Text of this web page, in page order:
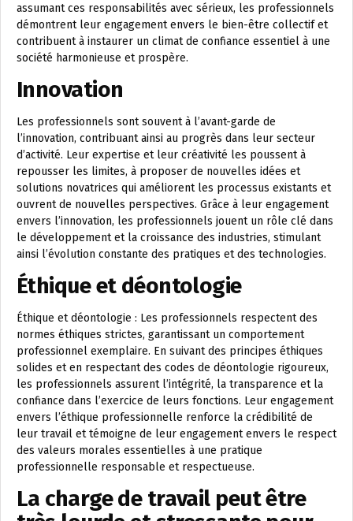
assumant ces responsabilités avec sérieux, les professionnels
démontrent leur engagement envers le bien-être collectif et
contribuent à instaurer un climat de confiance essentiel à une
société harmonieuse et prospère.
Innovation
Les professionnels sont souvent à l’avant-garde de
l’innovation, contribuant ainsi au progrès dans leur secteur
d’activité. Leur expertise et leur créativité les poussent à
repousser les limites, à proposer de nouvelles idées et
solutions novatrices qui améliorent les processus existants et
ouvrent de nouvelles perspectives. Grâce à leur engagement
envers l’innovation, les professionnels jouent un rôle clé dans
le développement et la croissance des industries, stimulant
ainsi l’évolution constante des pratiques et des technologies.
Éthique et déontologie
Éthique et déontologie : Les professionnels respectent des
normes éthiques strictes, garantissant un comportement
professionnel exemplaire. En suivant des principes éthiques
solides et en respectant des codes de déontologie rigoureux,
les professionnels assurent l’intégrité, la transparence et la
confiance dans l’exercice de leurs fonctions. Leur engagement
envers l’éthique professionnelle renforce la crédibilité de
leur travail et témoigne de leur engagement envers le respect
des valeurs morales essentielles à une pratique
professionnelle responsable et respectueuse.
La charge de travail peut être